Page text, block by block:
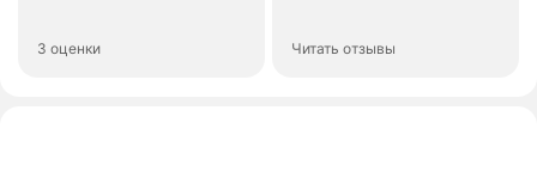
3 оценки Читать отзывы